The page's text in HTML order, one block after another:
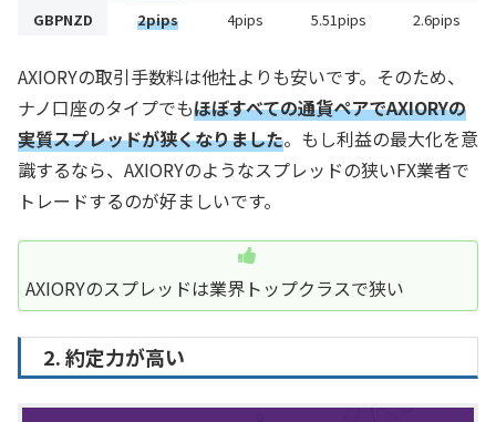
GBPNZD
2pips 4pips 5.51pips 2.6pips
AXIORYの取引手数料は他社よりも安いです。そのため、
ナノ口座のタイプでもほぼすべての通貨ペアでAXIORYの
実質スプレッドが狭くなりました。もし利益の最大化を意
識するなら、AXIORYのようなスプレッドの狭いFX業者で
トレードするのが好ましいです。
AXIORYのスプレッドは業界トップクラスで狭い
2. 約定力が高い